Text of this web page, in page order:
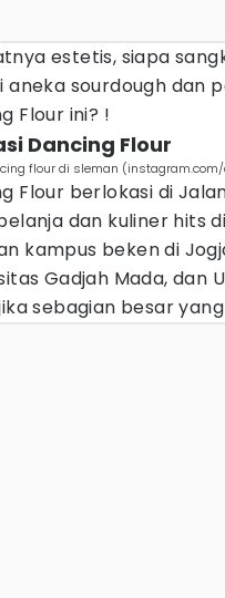
estetis, siapa
aneka sourdough dan
Flour ini? !
Dancing Flour
flour di sleman
Flour berlokasi di
dan kuliner hits
kampus beken di
Gadjah Mada, dan
sebagian besar